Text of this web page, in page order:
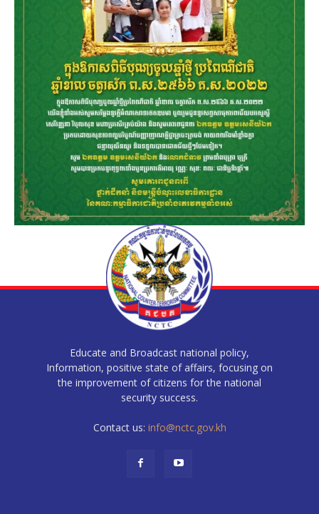
Educate and Broadcast national policy,
Information, positive state of affairs, focusing on
the improvement of citizens for the national
security success.
Contact us: info@nctc.gov.kh